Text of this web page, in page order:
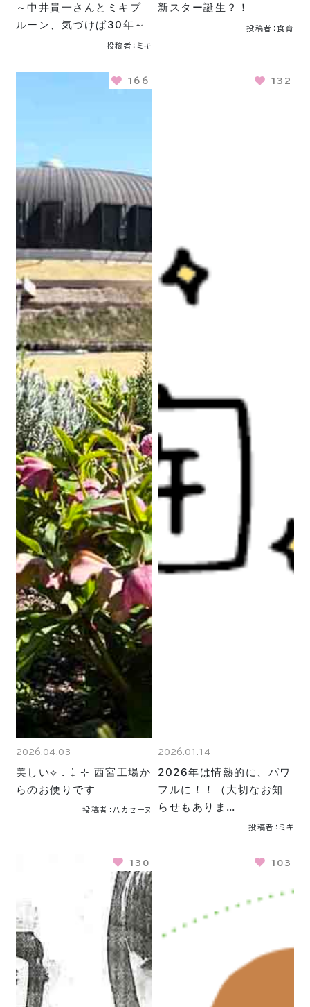
～中井貴一さんとミキプ
ルーン、気づけば30年～
投稿者：ミキ
新スター誕生？！
投稿者：食育
166
2026.04.03
美しい⟡ . ݁₊ ⊹ 西宮工場か
らのお便りです
投稿者：ハカセーヌ
132
2026.01.14
2026年は情熱的に、パワ
フルに！！（大切なお知
らせもありま…
投稿者：ミキ
130 103